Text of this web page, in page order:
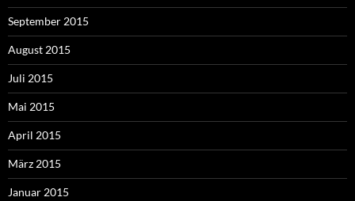
September 2015
August 2015
Juli 2015
Mai 2015
April 2015
März 2015
Januar 2015